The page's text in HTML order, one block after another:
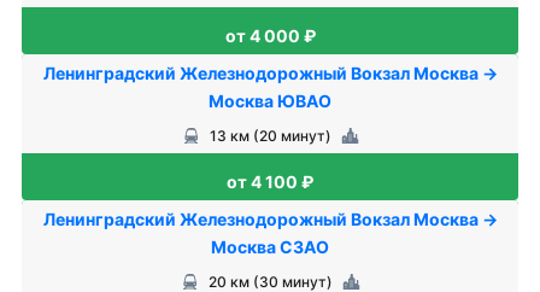
от 4 000 ₽
Ленинградский Железнодорожный Вокзал Москва →
Москва ЮВАО
13 км (20 минут)
от 4 100 ₽
Ленинградский Железнодорожный Вокзал Москва →
Москва СЗАО
20 км (30 минут)